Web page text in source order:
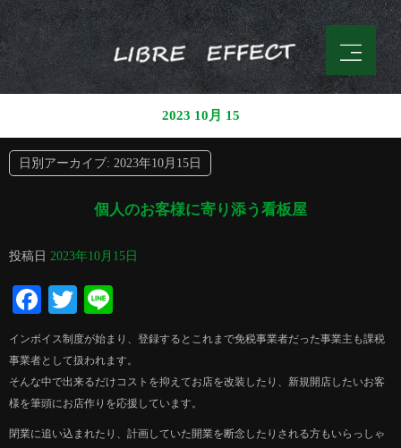
2023 10月 15
日別アーカイブ: 2023年10月15日
個人のお客様に寄り添う看板屋
投稿日 2023年10月15日
Facebook
Twitter
インボイス制度が始まり、登録するとこれまで免税事業者だった事業主も課税
事業者として扱われます。
そんな中で出来るだけコストを抑えてお店を改装したり、新規開店したいお客
様を筆頭にお店作りを応援しています。
閉業に追い込まれたり、計画していた開業を断念したりされる方もいらっしゃ